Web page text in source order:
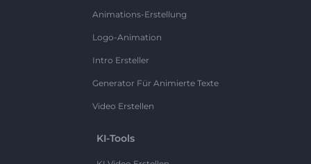
Animations-Erstellung
Logo-Animation
Intro Ersteller
Generator Für Animierte Texte
Video Erstellen
KI-Tools